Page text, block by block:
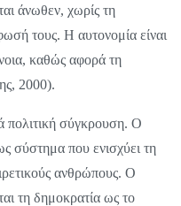
άνωθεν, χωρίς τη
τους. Η αυτονομία είναι
καθώς αφορά τη
2000).
πολιτική σύγκρουση. Ο
σύστημα που ενισχύει τη
ανθρώπους. Ο
τη δημοκρατία ως το